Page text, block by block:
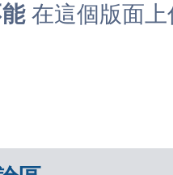
在這個版面上